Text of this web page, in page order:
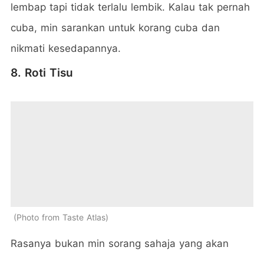
lembap tapi tidak terlalu lembik. Kalau tak pernah
cuba, min sarankan untuk korang cuba dan
nikmati kesedapannya.
8. Roti Tisu
Photo from Taste Atlas
Rasanya bukan min sorang sahaja yang akan